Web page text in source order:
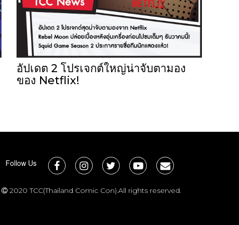
อัปเดต 2 โปรเจกต์ใหญ่น่าจับตามอง
ของ Netflix!
Follow Us
2020 TCC(Thailand Comic Con).All rights reserved.